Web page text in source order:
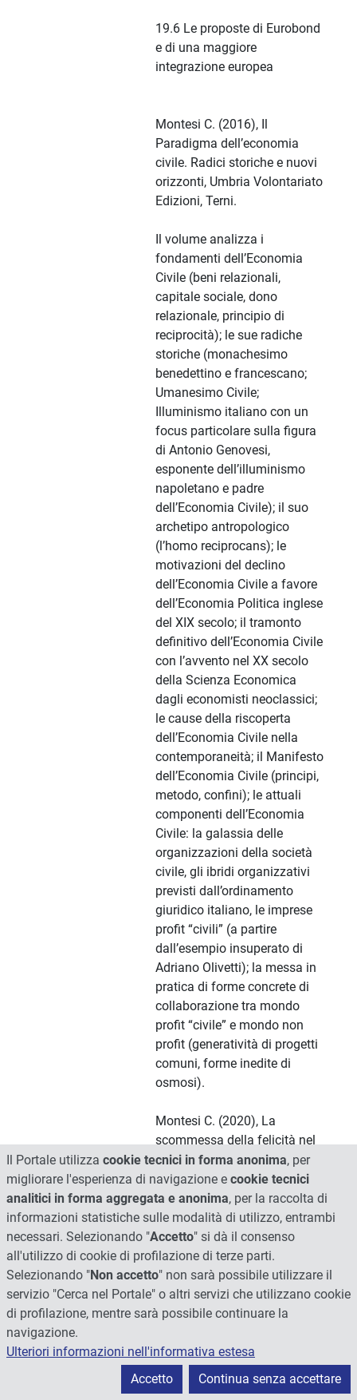
19.6 Le proposte di Eurobond
e di una maggiore
integrazione europea
Montesi C. (2016), Il
Paradigma dell’economia
civile. Radici storiche e nuovi
orizzonti, Umbria Volontariato
Edizioni, Terni.
Il volume analizza i
fondamenti dell’Economia
Civile (beni relazionali,
capitale sociale, dono
relazionale, principio di
reciprocità); le sue radiche
storiche (monachesimo
benedettino e francescano;
Umanesimo Civile;
Illuminismo italiano con un
focus particolare sulla figura
di Antonio Genovesi,
esponente dell’illuminismo
napoletano e padre
dell’Economia Civile); il suo
archetipo antropologico
(l’homo reciprocans); le
motivazioni del declino
dell’Economia Civile a favore
dell’Economia Politica inglese
del XIX secolo; il tramonto
definitivo dell’Economia Civile
con l’avvento nel XX secolo
della Scienza Economica
dagli economisti neoclassici;
le cause della riscoperta
dell’Economia Civile nella
contemporaneità; il Manifesto
dell’Economia Civile (principi,
metodo, confini); le attuali
componenti dell’Economia
Civile: la galassia delle
organizzazioni della società
civile, gli ibridi organizzativi
previsti dall’ordinamento
giuridico italiano, le imprese
profit “civili” (a partire
dall’esempio insuperato di
Adriano Olivetti); la messa in
pratica di forme concrete di
collaborazione tra mondo
profit “civile” e mondo non
profit (generatività di progetti
comuni, forme inedite di
osmosi).
Montesi C. (2020), La
scommessa della felicità nel
pensiero economico di Robert
Michels, in Federici R. (2020)
(a cura di), “Robert Michels.
Un intellettuale di frontiera”,
Meltemi, Milano, pp.75-110.
Il saggio ha per oggetto il
problematico rapporto che
intercorre tra economia e
Michels (1876-1936) nel suo
libro “L’Economia della
Il Portale utilizza cookie tecnici in forma anonima, per
migliorare l'esperienza di navigazione e cookie tecnici
analitici in forma aggregata e anonima, per la raccolta di
informazioni statistiche sulle modalità di utilizzo, entrambi
necessari. Selezionando "Accetto" si dà il consenso
all'utilizzo di cookie di profilazione di terze parti.
Selezionando "Non accetto" non sarà possibile utilizzare il
servizio "Cerca nel Portale" o altri servizi che utilizzano cookie
di profilazione, mentre sarà possibile continuare la
navigazione.
Ulteriori informazioni nell'informativa estesa
Accetto
Continua senza accettare